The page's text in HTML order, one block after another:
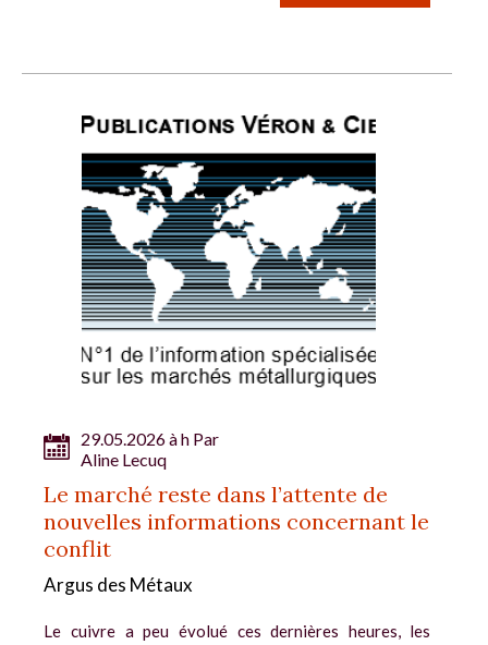
29.05.2026 à h Par
Aline Lecuq
Le marché reste dans l’attente de
nouvelles informations concernant le
conflit
Argus des Métaux
Le cuivre a peu évolué ces dernières heures, les